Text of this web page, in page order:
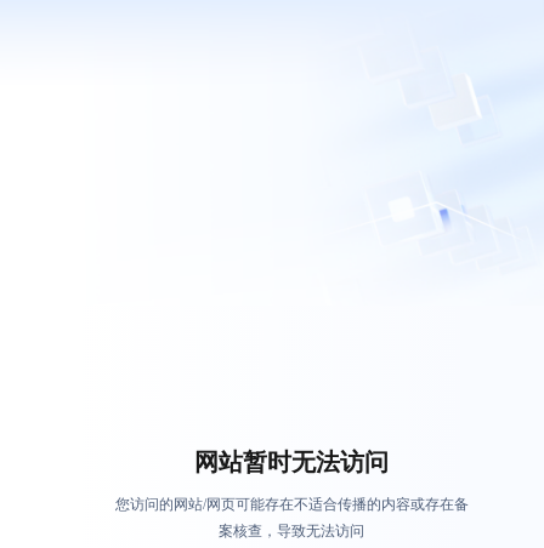
网站暂时无法访问
您访问的网站/网页可能存在不适合传播的内容或存在备
案核查，导致无法访问